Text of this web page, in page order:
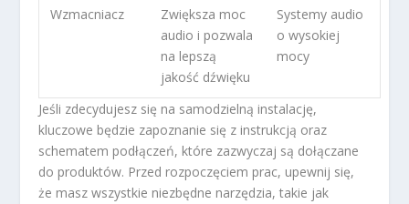
Wzmacniacz
Zwiększa moc
audio i pozwala
na lepszą
jakość dźwięku
Systemy audio
o wysokiej
mocy
Jeśli zdecydujesz się na samodzielną instalację,
kluczowe będzie zapoznanie się z instrukcją oraz
schematem podłączeń, które zazwyczaj są dołączane
do produktów. Przed rozpoczęciem prac, upewnij się,
że masz wszystkie niezbędne narzędzia, takie jak